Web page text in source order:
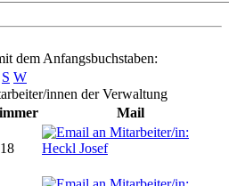
dem Anfangsbuchstaben:
S W
innen der Verwaltung
Mail